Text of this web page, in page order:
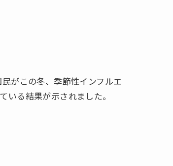
がこの冬、季節性インフルエ
る結果が示されました。